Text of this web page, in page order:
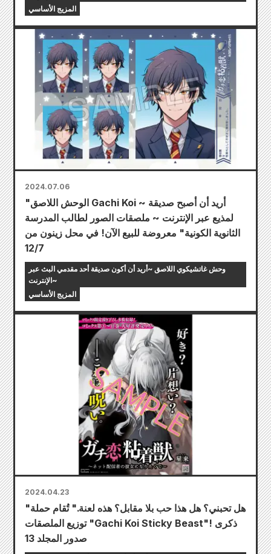
المزيج الأساسي
2024.07.06
"الوحش اللاصق Gachi Koi ~ أريد أن أصبح صديقة
لمذيع عبر الإنترنت ~ ملصقات الصور لطالب المدرسة
الثانوية الكونية" معروضة للبيع الآن! في محل زينون من
12/7
وحش غاتشيكوي اللاصق ~أريد أن أكون صديقة أحد مقدمي البث عبر
الإنترنت~
المزيج الأساسي
2024.04.23
"هل تحبني؟ هل هذا حب بلا مقابل؟ هذه لعنة." تُقام حملة
توزيع الملصقات "Gachi Koi Sticky Beast"! ذكرى
صدور المجلد 13